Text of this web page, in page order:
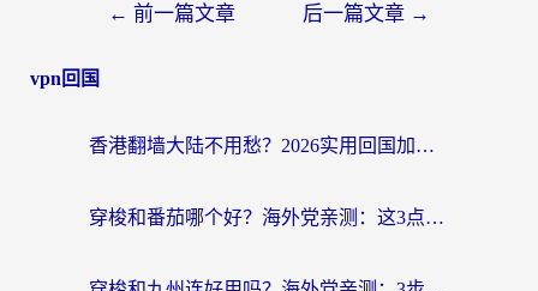
← 前一篇文章 后一篇文章 →
vpn回国
香港翻墙大陆不用愁？2026实用回国加速器指南：从选到用一步到位
穿梭和番茄哪个好？海外党亲测：这3点帮你选对回国加速器